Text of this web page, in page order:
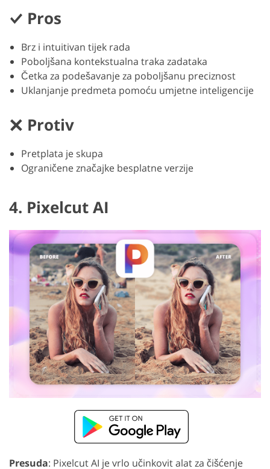
Pros
Brz i intuitivan tijek rada
Poboljšana kontekstualna traka zadataka
Četka za podešavanje za poboljšanu preciznost
Uklanjanje predmeta pomoću umjetne inteligencije
Protiv
Pretplata je skupa
Ograničene značajke besplatne verzije
4. Pixelcut AI
Presuda: Pixelcut AI je vrlo učinkovit alat za čišćenje